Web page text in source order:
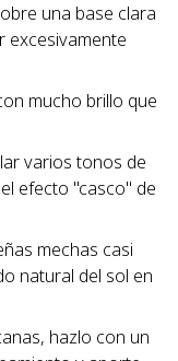
una base clara
excesivamente
mucho brillo que
varios tonos de
efecto "casco" de
mechas casi
natural del sol en
hazlo con un